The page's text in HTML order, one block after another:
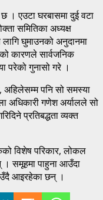
। एउटा घरबासमा दुई वटा
समितिका अध्यक्ष
घुमाउनको अनुदानमा
कारणले सार्वजनिक
परेको गुनासो गरे ।
अहिलेसम्म पनि सो समस्या
अधिकारी गणेश अर्यालले सो
प्रतिबद्धता व्यक्त
विशेष परिकार, लोकल
। समूहमा पाहुना आउँदा
आइरहेका छन् ।